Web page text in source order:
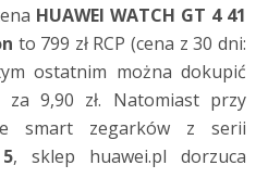
HUAWEI WATCH GT 4 41
to 799 zł RCP (cena z 30 dni:
ostatnim można dokupić
za 9,90 zł. Natomiast przy
smart zegarków z serii
, sklep huawei.pl dorzuca